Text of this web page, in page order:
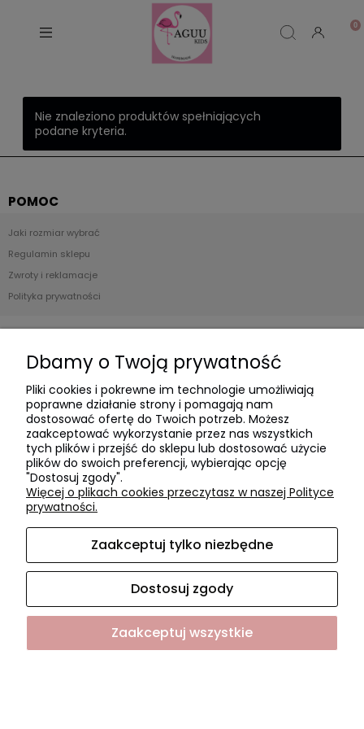
Nie znaleziono produktów spełniających
podane kryteria.
POMOC
Jaki rozmiar wybrać
Regulamin sklepu
Zwroty i reklamacje
Polityka prywatności
Czas realizacji zamówienia
Czas i koszty dostawy
Formy płatności
O NAS
O firmie
Współpraca
Sklep internetowy Shoper.pl
Pokaż pełną wersję strony
Dbamy o Twoją prywatność
Pliki cookies i pokrewne im technologie umożliwiają
poprawne działanie strony i pomagają nam
dostosować ofertę do Twoich potrzeb. Możesz
zaakceptować wykorzystanie przez nas wszystkich
tych plików i przejść do sklepu lub dostosować użycie
plików do swoich preferencji, wybierając opcję
"Dostosuj zgody".
Więcej o plikach cookies przeczytasz w naszej Polityce
prywatności.
Zaakceptuj tylko niezbędne
Dostosuj zgody
Zaakceptuj wszystkie